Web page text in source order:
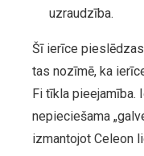
uzraudzība.
Šī ierīce
tas nozīmē, ka
Fi tīkla pieejamība.
nepieciešama
izmantojot Celeon